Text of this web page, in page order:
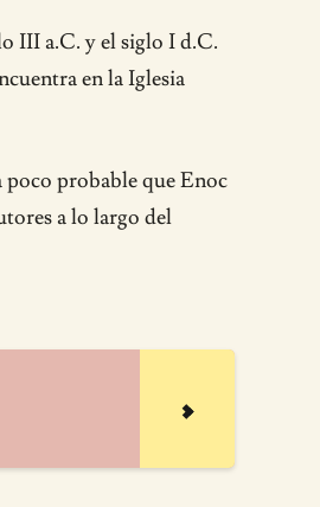
III a.C. y el siglo I d.C.
en la Iglesia
poco probable que Enoc
a lo largo del